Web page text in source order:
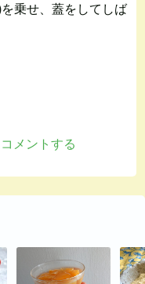
乗せ、蓋をしてしば
メントする